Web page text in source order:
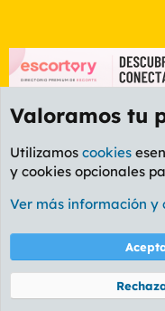
Etiquetas
Cookies
PL
Términos
Community platform by
Valoramos tu
Utilizamos cookies
y cookies opcionales
Ver más información